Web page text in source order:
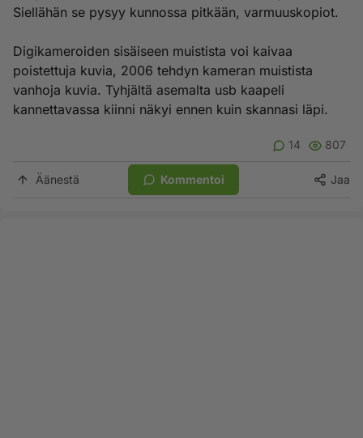
Siellähän se pysyy kunnossa pitkään, varmuuskopiot.
Digikameroiden sisäiseen muistista voi kaivaa
poistettuja kuvia, 2006 tehdyn kameran muistista
vanhoja kuvia. Tyhjältä asemalta usb kaapeli
kannettavassa kiinni näkyi ennen kuin skannasi läpi.
14 807
Äänestä Kommentoi Jaa